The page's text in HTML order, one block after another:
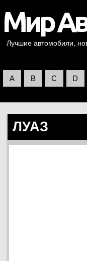
Лучшие автомобили,
A B C D
ЛУАЗ